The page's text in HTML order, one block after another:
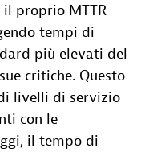
proprio MTTR
tempi di
più elevati del
critiche. Questo
livelli di servizio
con le
il tempo di